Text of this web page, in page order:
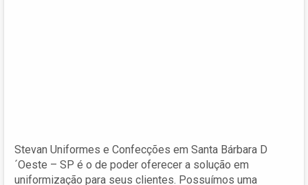
Stevan Uniformes e Confecções em Santa Bárbara D
´Oeste – SP é o de poder oferecer a solução em
uniformização para seus clientes. Possuímos uma